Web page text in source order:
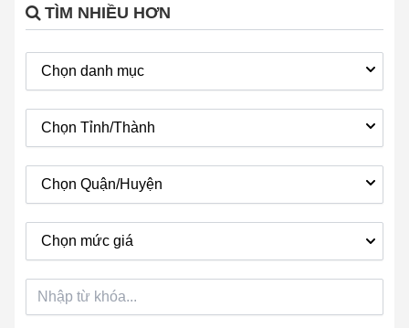
TÌM NHIỀU HƠN
Chọn danh mục
Chọn Tỉnh/Thành
Chọn Quận/Huyện
Chọn mức giá